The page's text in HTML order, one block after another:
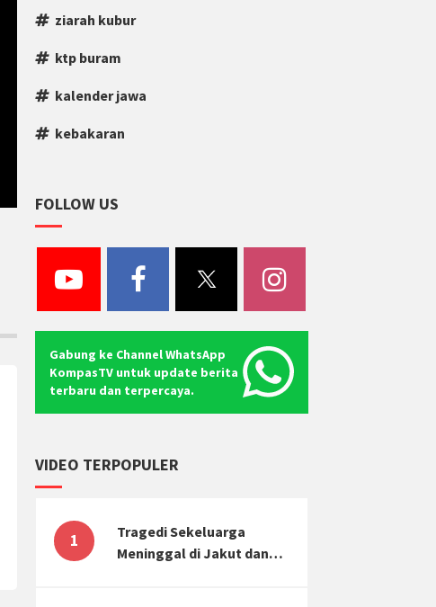
ziarah kubur
ktp buram
kalender jawa
kebakaran
FOLLOW US
Gabung ke Channel WhatsApp
KompasTV untuk update berita
terbaru dan terpercaya.
VIDEO TERPOPULER
1
Tragedi Sekeluarga
Meninggal di Jakut dan